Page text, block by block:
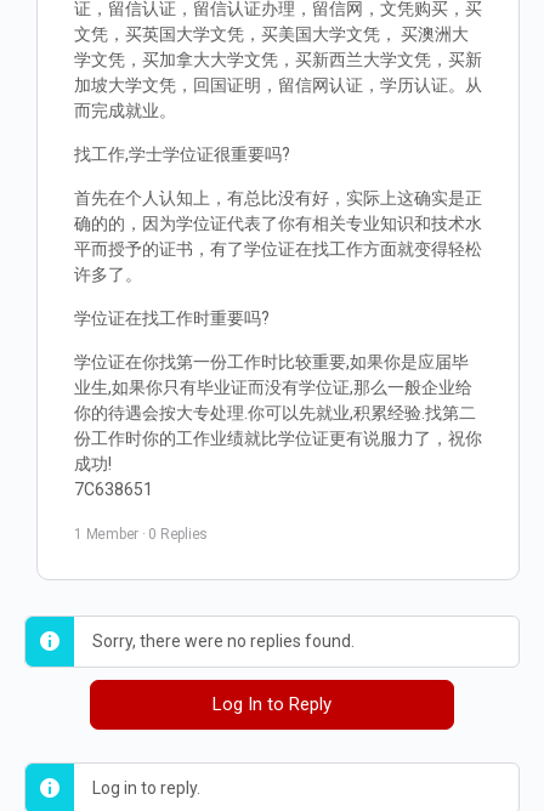
证，留信认证，留信认证办理，留信网，文凭购买，买
文凭，买英国大学文凭，买美国大学文凭， 买澳洲大
学文凭，买加拿大大学文凭，买新西兰大学文凭，买新
加坡大学文凭，回国证明，留信网认证，学历认证。从
而完成就业。
找工作,学士学位证很重要吗?
首先在个人认知上，有总比没有好，实际上这确实是正
确的的，因为学位证代表了你有相关专业知识和技术水
平而授予的证书，有了学位证在找工作方面就变得轻松
许多了。
学位证在找工作时重要吗?
学位证在你找第一份工作时比较重要,如果你是应届毕
业生,如果你只有毕业证而没有学位证,那么一般企业给
你的待遇会按大专处理.你可以先就业,积累经验.找第二
份工作时你的工作业绩就比学位证更有说服力了，祝你
成功!
7C638651
1 Member · 0 Replies
Sorry, there were no replies found.
Log In to Reply
Log in to reply.